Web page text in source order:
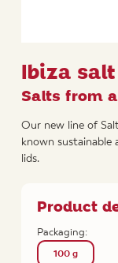
Ibiza
Salts from
Our new line of
known sustainable
lids.
Product
Packaging:
100 g